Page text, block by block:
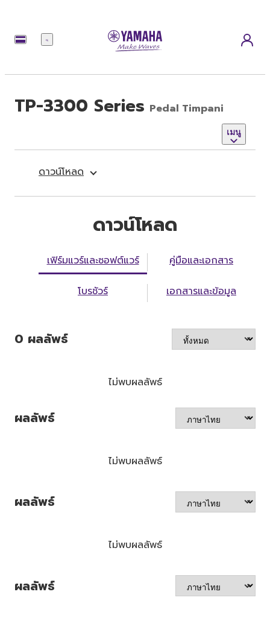
เมนู
TP-3300 Series Pedal Timpani
เมนู
ดาวน์โหลด
ดาวน์โหลด
เฟิร์มแวร์และซอฟต์แวร์ คู่มือและเอกสาร
โบรชัวร์ เอกสารและข้อมูล
0 ผลลัพธ์
ไม่พบผลลัพธ์
ผลลัพธ์
ไม่พบผลลัพธ์
ผลลัพธ์
ไม่พบผลลัพธ์
ผลลัพธ์